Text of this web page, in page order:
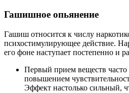
Гашишное опьянение
Гашиш относится к числу
психостимулирующее действие.
его фоне наступает постепенно и
Первый прием веществ часто
повышением
Эффект настолько сильный,